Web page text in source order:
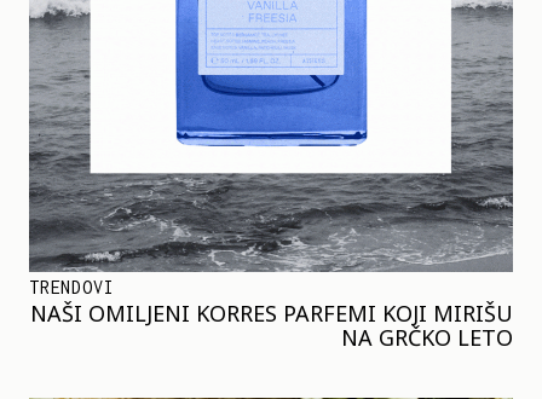
TRENDOVI
NAŠI OMILJENI KORRES PARFEMI KOJI MIRIŠU
NA GRČKO LETO